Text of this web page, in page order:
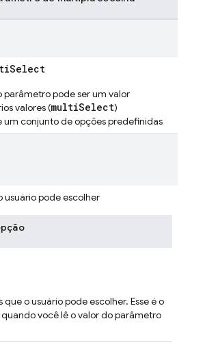
parâmetro pode ser um valor
valores (multiSelect)
um conjunto de opções predefinidas
usuário pode escolher
que o usuário pode escolher. Esse é o
você lê o valor do parâmetro